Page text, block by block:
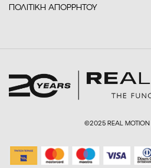
ΠΟΛΙΤΙΚΗ ΑΠΟΡΡΗΤΟΥ
©2025 REAL MOTION |